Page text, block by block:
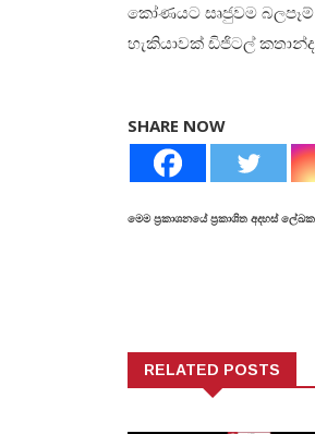
කෝණයට සෘජුවම බලපෑම්
හැකියාවක් ඩිජිටල්
SHARE NOW
මෙම ප්‍රකාශනයේ ප්‍රකාශිත අදහස්
RELATED POSTS